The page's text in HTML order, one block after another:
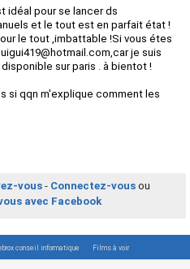
idéal pour se lancer ds
et le tout est en parfait état !
le tout ,imbattable !Si vous étes
je suis
sur paris . à bientot !
si qqn m'explique comment les
vous- Connectez-vousou
avec Facebook
conseil informatique Films à voir